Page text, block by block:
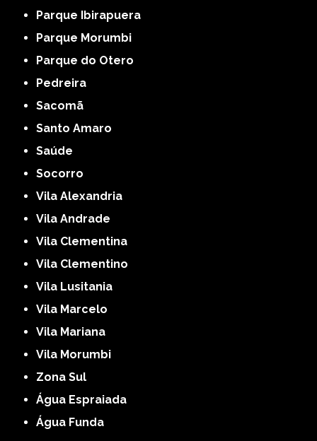
Parque Ibirapuera
Parque Morumbi
Parque do Otero
Pedreira
Sacomã
Santo Amaro
Saúde
Socorro
Vila Alexandria
Vila Andrade
Vila Clementina
Vila Clementino
Vila Lusitania
Vila Marcelo
Vila Mariana
Vila Morumbi
Zona Sul
Água Espraiada
Água Funda